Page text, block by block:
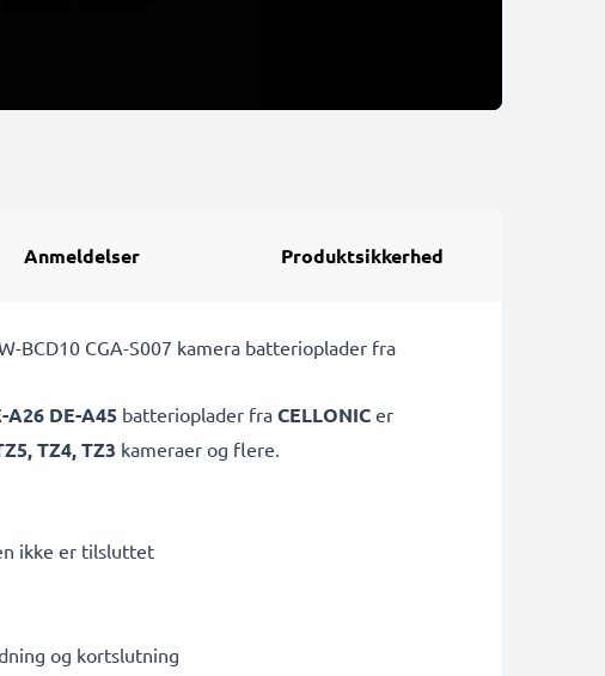
Anmeldelser Produktsikkerhed
BCD10 CGA-S007 kamera batterioplader fra
A26 DE-A45 batterioplader fra CELLONIC er
TZ4, TZ3 kameraer og flere.
ikke er tilsluttet
og kortslutning